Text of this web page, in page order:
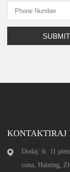
KONTAKTIRAJ
Dodaj: št. 11
cona, Haining,